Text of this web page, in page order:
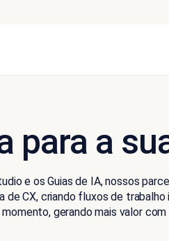
para a
e os Guias de IA, nossos
de CX, criando fluxos de
gerando mais valor